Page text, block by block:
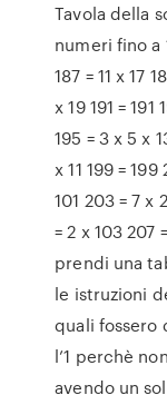
Tavola della
numeri fino a
187 = 11 x 17
x 19 191 = 191
195 = 3 x 5 x
x 11 199 =
101 203 = 7 x
= 2 x 103 207
prendi una
le istruzioni
quali fossero
l’1 perchè
avendo un